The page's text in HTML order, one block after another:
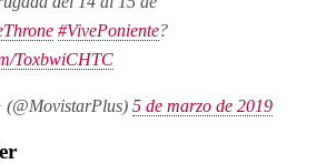
#VivePoniente?
ToxbwiCHTC
5 de marzo de 2019